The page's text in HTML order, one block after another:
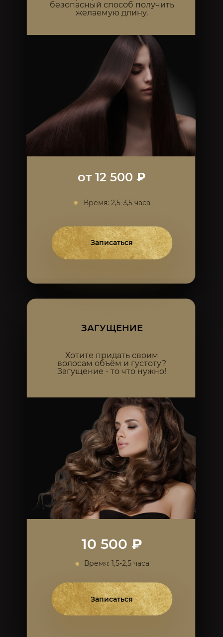
безопасный способ получить
желаемую длину.
Время: 2,5-3,5 часа
от 12 500 ₽
Записаться
ЗАГУЩЕНИЕ
Хотите придать своим
волосам объём и густоту?
Загущение - то что нужно!
Время: 1,5-2,5 часа
10 500 ₽
Записаться